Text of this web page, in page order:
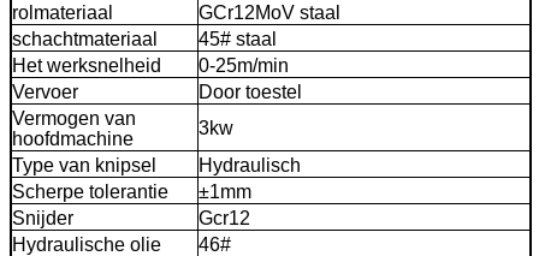
rolmateriaal
GCr12MoV staal
schachtmateriaal
45# staal
Het werksnelheid
0-25m/min
Vervoer
Door toestel
Vermogen van
hoofdmachine
3kw
Type van knipsel
Hydraulisch
Scherpe tolerantie
±1mm
Snijder
Gcr12
Hydraulische olie
46#